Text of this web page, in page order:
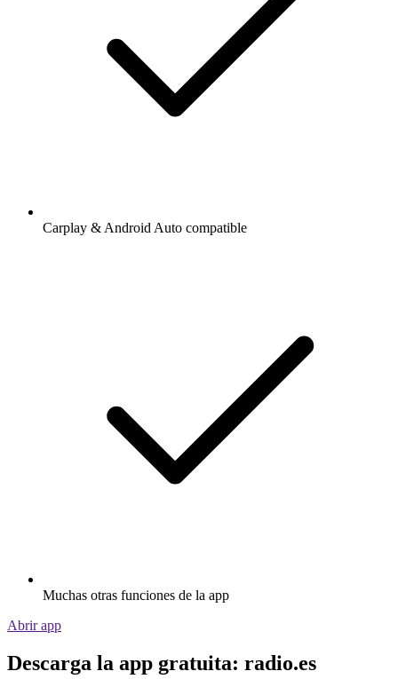
Carplay & Android Auto compatible
Muchas otras funciones de la app
Abrir app
Descarga la app gratuita: radio.es